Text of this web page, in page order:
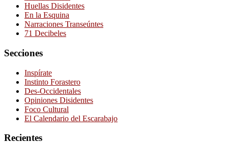
Huellas Disidentes
En la Esquina
Narraciones Transeúntes
71 Decibeles
Secciones
Inspírate
Instinto Forastero
Des-Occidentales
Opiniones Disidentes
Foco Cultural
El Calendario del Escarabajo
Recientes